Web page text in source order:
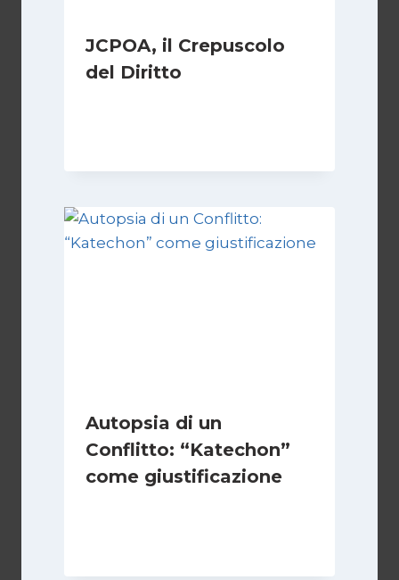
JCPOA, il Crepuscolo
del Diritto
Autopsia di un
Conflitto: “Katechon”
come giustificazione